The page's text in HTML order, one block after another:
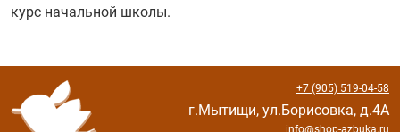
курс начальной школы.
+7 (905) 519-04-58
г.Мытищи, ул.Борисовка, д.4А
info@shop-azbuka.ru